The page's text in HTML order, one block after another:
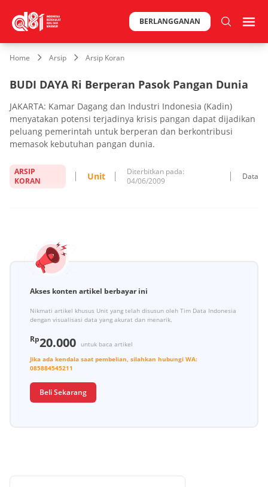
BERLANGGANAN
Home Arsip Arsip Koran
BUDI DAYA Ri Berperan Pasok Pangan Dunia
JAKARTA: Kamar Dagang dan Industri Indonesia (Kadin)
menyatakan potensi terjadinya krisis pangan dapat dijadikan
peluang pemerintah untuk berperan dan berkontribusi
memasok kebutuhan pangan dunia.
ARSIP
KORAN
Unit
Diterbitkan pada:
04/06/2009
Data
Akses konten artikel berbayar ini
Nikmati artikel khusus Unit yang telah disusun oleh Tim Data Indonesia
dengan visualisasi data yang akurat dan menarik.
Rp20.000
untuk baca artikel
Jika ada kendala saat pembelian, silahkan hubungi WA:
085884545211
Beli Sekarang